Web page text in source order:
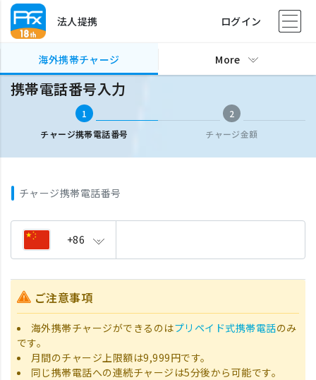
法人提携 ログイン
海外携帯チャージ More
海外携帯チャージ 携帯電話番号入力
携帯電話番号入力
1
チャージ携帯電話番号
2
チャージ金額
チャージ携帯電話番号
+86
ご注意事項
海外携帯チャージができるのはプリペイド式携帯電話のみ
です。
月間のチャージ上限額は9,999円です。
同じ携帯電話への連続チャージは5分後から可能です。